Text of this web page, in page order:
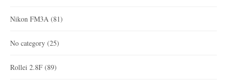
Nikon FM3A (81)
No category (25)
Rollei 2.8F (89)